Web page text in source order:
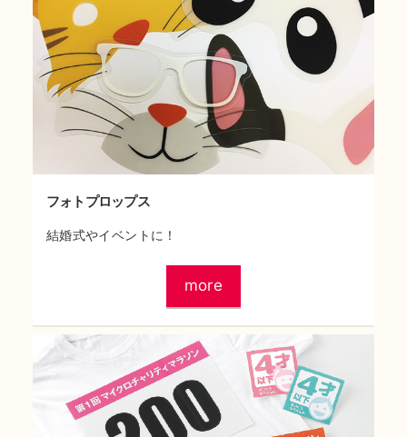
フォトプロップス
結婚式やイベントに！
more